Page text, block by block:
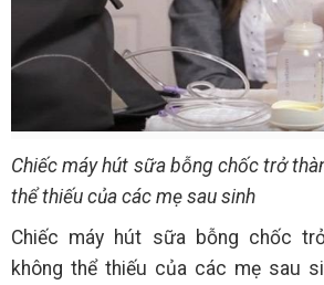
Chiếc máy hút sữa bỗng chốc trở
thể thiếu của các mẹ sau sinh
Chiếc máy hút sữa bỗng chốc
không thể thiếu của các mẹ sau